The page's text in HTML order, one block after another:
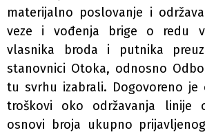
materijalno poslovanje i
veze i vođenja brige o redu
vlasnika broda i putnika
stanovnici Otoka, odnosno
tu svrhu izabrali. Dogovoreno je
troškovi oko održavanja linije
osnovi broja ukupno